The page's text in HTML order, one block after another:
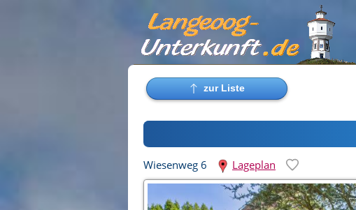
Wiesenweg 6 Lageplan